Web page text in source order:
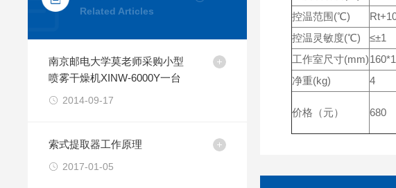
Related Articles
南京邮电大学莫老师采购小型
喷雾干燥机XINW-6000Y一台
2014-09-17
索式提取器工作原理
2017-01-05
控温范围(℃)
控温灵敏度(℃)
≤±1
工作室尺寸(mm)
净重(kg)
4
价格（元） 680